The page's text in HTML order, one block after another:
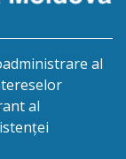
al
al